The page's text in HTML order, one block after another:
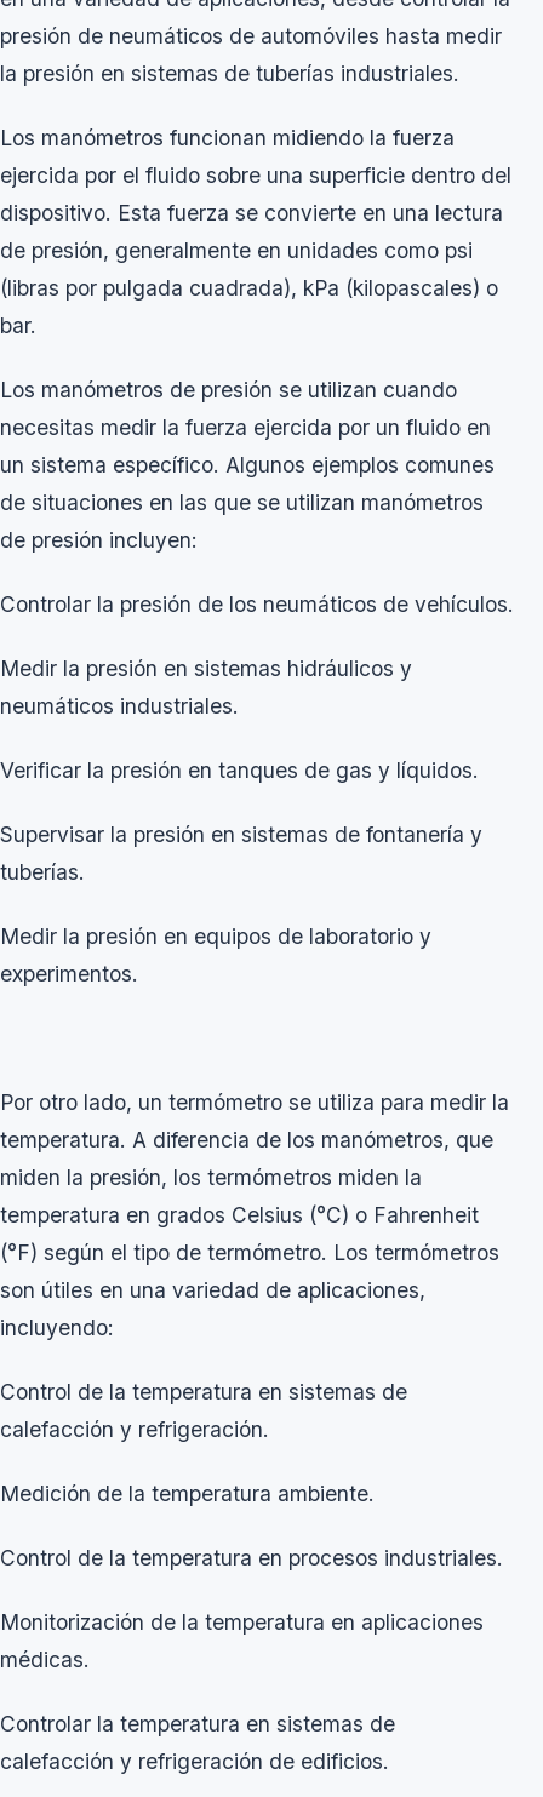
presión de neumáticos de automóviles hasta medir
la presión en sistemas de tuberías industriales.
Los manómetros funcionan midiendo la fuerza
ejercida por el fluido sobre una superficie dentro del
dispositivo. Esta fuerza se convierte en una lectura
de presión, generalmente en unidades como psi
(libras por pulgada cuadrada), kPa (kilopascales) o
bar.
Los manómetros de presión se utilizan cuando
necesitas medir la fuerza ejercida por un fluido en
un sistema específico. Algunos ejemplos comunes
de situaciones en las que se utilizan manómetros
de presión incluyen:
Controlar la presión de los neumáticos de vehículos.
Medir la presión en sistemas hidráulicos y
neumáticos industriales.
Verificar la presión en tanques de gas y líquidos.
Supervisar la presión en sistemas de fontanería y
tuberías.
Medir la presión en equipos de laboratorio y
experimentos.
Por otro lado, un termómetro se utiliza para medir la
temperatura. A diferencia de los manómetros, que
miden la presión, los termómetros miden la
temperatura en grados Celsius (°C) o Fahrenheit
(°F) según el tipo de termómetro. Los termómetros
son útiles en una variedad de aplicaciones,
incluyendo:
Control de la temperatura en sistemas de
calefacción y refrigeración.
Medición de la temperatura ambiente.
Control de la temperatura en procesos industriales.
Monitorización de la temperatura en aplicaciones
médicas.
Controlar la temperatura en sistemas de
calefacción y refrigeración de edificios.